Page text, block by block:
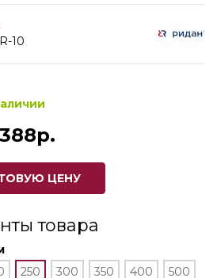
10
ЦЕНУ
товара
250 300 350 400
500